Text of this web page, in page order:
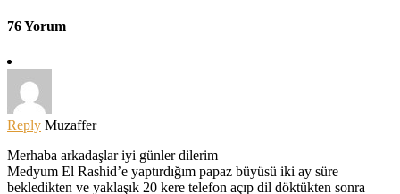
76 Yorum
Reply Muzaffer
Merhaba arkadaşlar iyi günler dilerim
Medyum El Rashid’e yaptırdığım papaz büyüsü iki ay süre
bekledikten ve yaklaşık 20 kere telefon açıp dil döktükten sonra